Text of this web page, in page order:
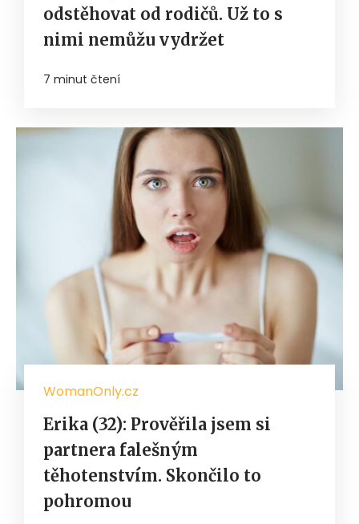
odstěhovat od rodičů. Už to s
nimi nemůžu vydržet
7 minut čtení
WomanOnly.cz
Erika (32): Prověřila jsem si
partnera falešným
těhotenstvím. Skončilo to
pohromou